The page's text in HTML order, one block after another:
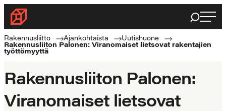
Siirry
suoraan
sisältöön
Rakennusliitto
Rakennusalan
ammattilaisten
Haku
Rakennusliitto Ajankohtaista
Uutishuone
Rakennusliiton Palonen: Viranomaiset lietsovat rakentajien
työttömyyttä
Rakennusliiton Palonen:
Viranomaiset lietsovat